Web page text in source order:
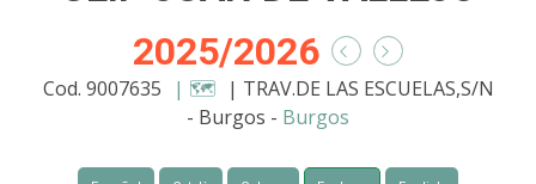
2025/2026
Cod. 9007635 | 🗺️ | TRAV.DE LAS ESCUELAS,S/N
- Burgos - Burgos